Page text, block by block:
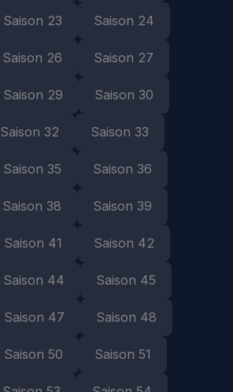
Saison 23 Saison 24
Saison 26 Saison 27
Saison 29 Saison 30
Saison 32 Saison 33
Saison 35 Saison 36
Saison 38 Saison 39
Saison 41 Saison 42
Saison 44 Saison 45
Saison 47 Saison 48
Saison 50 Saison 51